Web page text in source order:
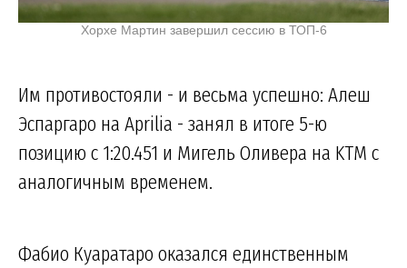
Хорхе Мартин завершил сессию в ТОП-6
Им противостояли - и весьма успешно: Алеш
Эспаргаро на Aprilia - занял в итоге 5-ю
позицию с 1:20.451 и Мигель Оливера на KTM с
аналогичным временем.
Фабио Куаратаро оказался единственным